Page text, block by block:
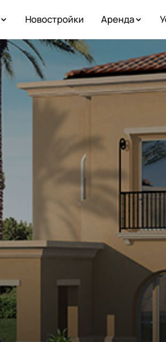
Новостройки Аренда